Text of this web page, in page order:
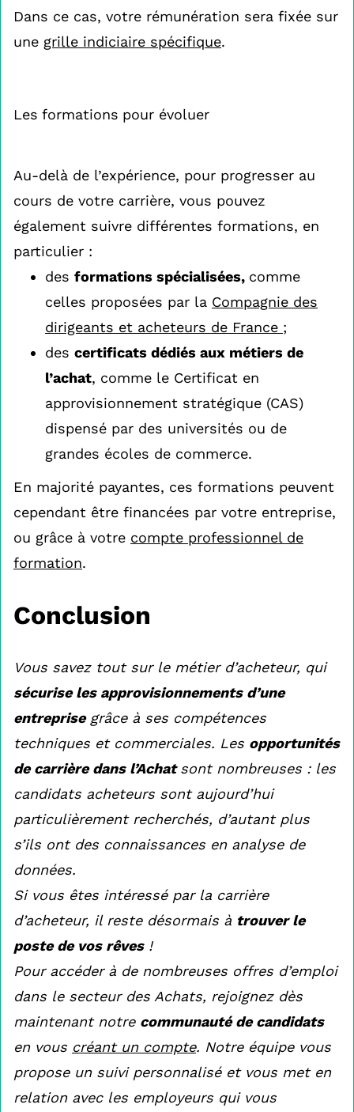
Dans ce cas, votre rémunération sera fixée sur
une grille indiciaire spécifique.
Les formations pour évoluer
Au-delà de l’expérience, pour progresser au
cours de votre carrière, vous pouvez
également suivre différentes formations, en
particulier :
des formations spécialisées, comme
celles proposées par la Compagnie des
dirigeants et acheteurs de France ;
des certificats dédiés aux métiers de
l’achat, comme le Certificat en
approvisionnement stratégique (CAS)
dispensé par des universités ou de
grandes écoles de commerce.
En majorité payantes, ces formations peuvent
cependant être financées par votre entreprise,
ou grâce à votre compte professionnel de
formation.
Conclusion
Vous savez tout sur le métier d’acheteur, qui
sécurise les approvisionnements d’une
entreprisegrâce à ses compétences
techniques et commerciales. Les opportunités
de carrière dans l’Achatsont nombreuses : les
candidats acheteurs sont aujourd’hui
particulièrement recherchés, d’autant plus
s’ils ont des connaissances en analyse de
données.
Si vous êtes intéressé par la carrière
d’acheteur, il reste désormais à trouver le
poste de vos rêves!
Pour accéder à de nombreuses offres d’emploi
dans le secteur des Achats, rejoignez dès
maintenant notre communauté de candidats
en vous créant un compte. Notre équipe vous
propose un suivi personnalisé et vous met en
relation avec les employeurs qui vous